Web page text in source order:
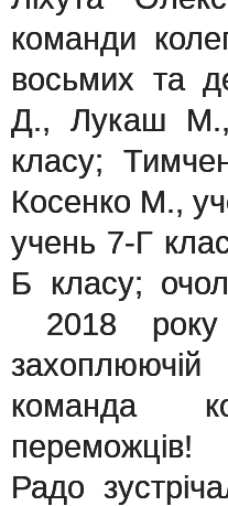
команди
восьмих та
Д., Лукаш М.,
класу;
Косенко М.,
учень 7-Г
Б класу;
2018
команда
переможців!
Радо